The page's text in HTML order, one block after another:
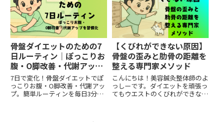
が後ろに倒れた「骨盤後傾（こつ
ばんこうけい）」が原因かもしれ
ま...
骨盤ダイエットのための7
日ルーティン｜ぽっこりお
腹・O脚改善・代謝アップ
を習慣化
7日で変化！骨盤ダイエットでぽ
っこりお腹・O脚改善・代謝アッ
プ。簡単ルーティンを毎日3分で
【くびれができない原因】
骨盤の歪みと肋骨の距離を
整える専門家メソッド
こんにちは！美容鍼灸整体師のよ
っしーです。ダイエットを頑張っ
てもウエストのくびれができな